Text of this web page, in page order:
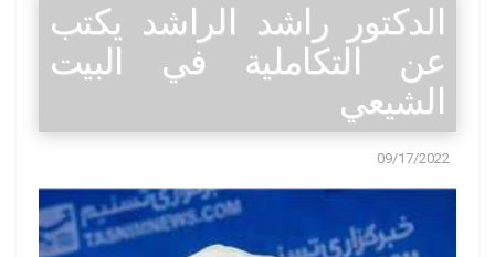
الدكتور راشد الراشد يكتب
عن التكاملية في البيت
الشيعي
09/17/2022